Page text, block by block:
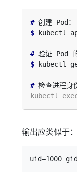
#
$
#
$
#
输出应类似于：